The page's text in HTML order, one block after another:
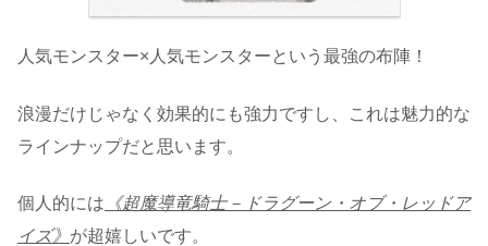
人気モンスター×人気モンスターという最強の布陣！
浪漫だけじゃなく効果的にも強力ですし、これは魅力的な
ラインナップだと思います。
個人的には 《超魔導竜騎士－ドラグーン・オブ・レッドア
イズ》 が超嬉しいです。